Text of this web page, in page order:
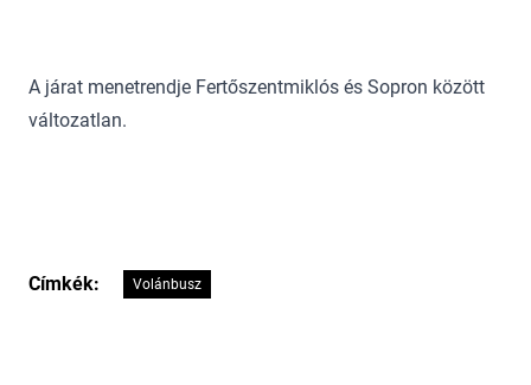
A járat menetrendje Fertőszentmiklós és Sopron között
változatlan.
Címkék: Volánbusz